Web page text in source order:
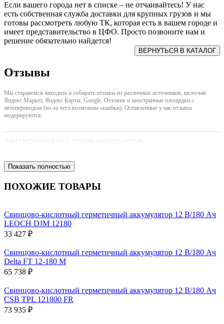
Если вашего города нет в списке – не отчаивайтесь! У нас
есть собственная служба доставки для крупных грузов и мы
готовы рассмотреть любую ТК, которая есть в вашем городе и
имеет представительство в ЦФО. Просто позвоните нам и
решение обязательно найдется!
Отзывы
Мы стараяемся находить и собирать отзывы из различных источников, включая
Яндекс Маркет, Яндекс Карты, Google, Отзовик и иностранные площадки с
автопереводом (из-за чего возможны ошибки). Оставленные у нас отзывы
модерируются.
Зарегистрируйтесь, чтобы создать отзыв.
Показать полностью
ПОХОЖИЕ ТОВАРЫ
Свинцово-кислотный герметичный аккумулятор 12 В/180 Ач
LEOCH DJM 12180
33 427 ₽
Свинцово-кислотный герметичный аккумулятор 12 В/180 Ач
Delta FT 12-180 M
65 738 ₽
Свинцово-кислотный герметичный аккумулятор 12 В/180 Ач
CSB TPL 121800 FR
73 935 ₽